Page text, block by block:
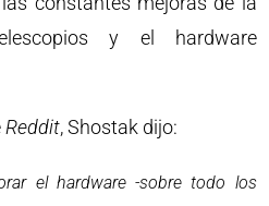
y el hardware
Reddit, Shostak dijo:
el hardware -sobre todo los